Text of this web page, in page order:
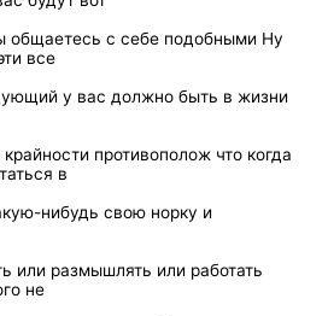
общаетесь с себе подобными Ну
все
у вас должно быть в жизни
противополож что когда
в
нибудь свою норку и
или размышлять или работать
не